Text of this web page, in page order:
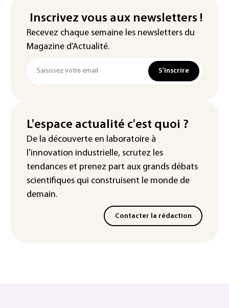
Inscrivez vous aux newsletters !
Recevez chaque semaine les newsletters du
Magazine d’Actualité.
S'inscrire
L'espace actualité c'est quoi ?
De la découverte en laboratoire à
l'innovation industrielle, scrutez les
tendances et prenez part aux grands débats
scientifiques qui construisent le monde de
demain.
Contacter la rédaction